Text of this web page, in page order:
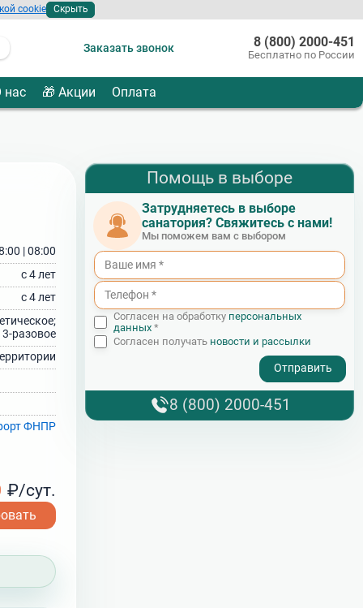
cookie Скрыть
Заказать звонок 8 (800) 2000-451
Бесплатно по России
нас 🎁 Акции Оплата
| 08:00
с 4 лет
с 4 лет
3‑разовое
ФНПР
₽/сут.
Помощь в выборе
Затрудняетесь в выборе
санатория? Свяжитесь с нами!
Мы поможем вам с выбором
Согласен на обработку персональных
данных*
Согласен получать новости и рассылки
8 (800) 2000-451